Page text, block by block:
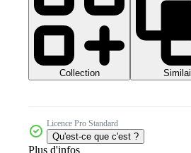
Collection
Licence Pro Standard
Qu'est-ce que c'est ?
Plus d'infos